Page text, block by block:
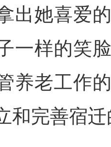
出她喜爱
一样的笑
养老工作
和完善宿